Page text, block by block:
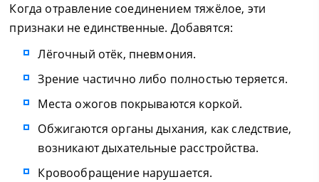
Когда отравление соединением тяжёлое, эти
признаки не единственные. Добавятся:
Лёгочный отёк, пневмония.
Зрение частично либо полностью теряется.
Места ожогов покрываются коркой.
Обжигаются органы дыхания, как следствие,
возникают дыхательные расстройства.
Кровообращение нарушается.